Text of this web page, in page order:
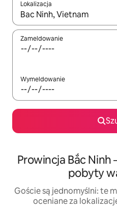
Lokalizacja
Gdy wyniki będą dostępne,
Zameldowanie
Wymeldowanie
Prowincja Bắc Ninh
pobyty
Goście są jednomyślni: te
oceniane za